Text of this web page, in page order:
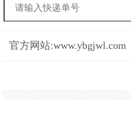
官方网站:www.ybgjwl.com